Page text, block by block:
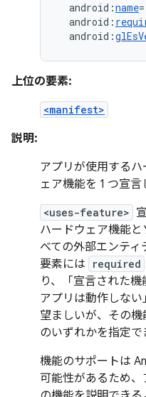
android:name
android:
android:
上位の要素:
<manifest>
説明:
アプリが使用する
ェア機能を 1 つ宣言
<uses-feature>
ハードウェア機能
べての外部エンティ
要素には
required
り、「宣言された
アプリは動作しな
望ましいが、その機
のいずれかを指定で
機能のサポートは
可能性があるため